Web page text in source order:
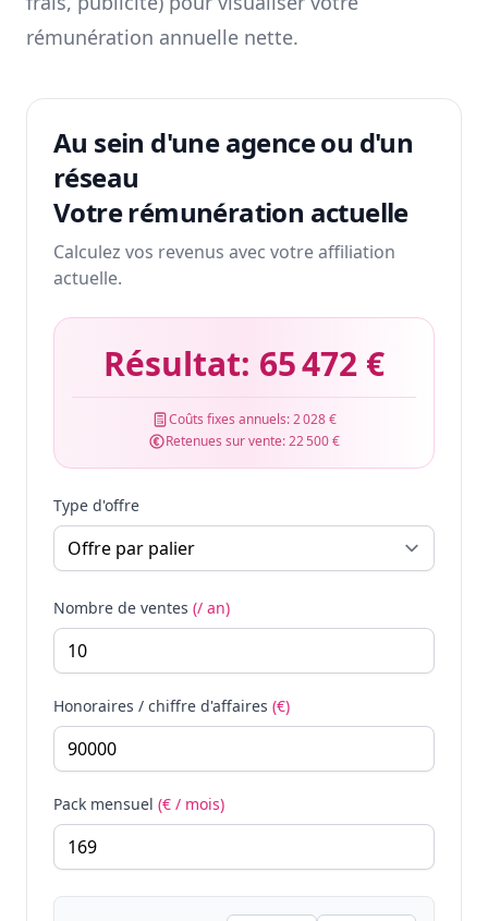
rémunération annuelle nette.
Au sein d'une agence ou d'un
réseau
Votre rémunération actuelle
Calculez vos revenus avec votre affiliation
actuelle.
Résultat: 65 472 €
Coûts fixes annuels:2 028 €
Retenues sur vente:22 500 €
Type d'offre
Nombre de ventes (/ an)
Honoraires / chiffre d'affaires (€)
Pack mensuel (€ / mois)